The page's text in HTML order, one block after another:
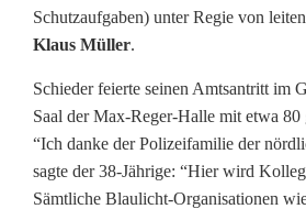
e
u
e
n
C
Schutzaufgaben) unter Regie von
Klaus Müller.
Schieder feierte seinen Amtsantritt im
Saal der Max-Reger-Halle mit etwa 80
“Ich danke der Polizeifamilie der
sagte der 38-Jährige: “Hier wird
Sämtliche Blaulicht-Organisationen